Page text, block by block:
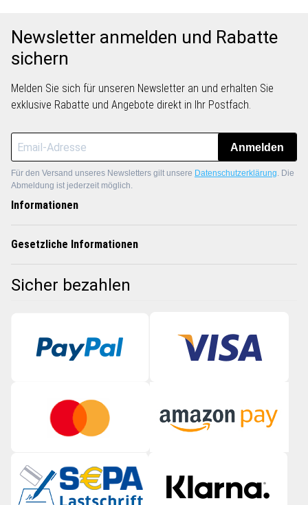
Newsletter anmelden und Rabatte
sichern
Melden Sie sich für unseren Newsletter an und erhalten Sie
exklusive Rabatte und Angebote direkt in Ihr Postfach.
Anmelden
Für den Versand unseres Newsletters gilt unsere Datenschutzerklärung. Die
Abmeldung ist jederzeit möglich.
Informationen
Gesetzliche Informationen
Sicher bezahlen